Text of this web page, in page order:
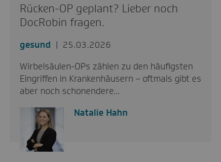
Rücken-OP geplant? Lieber noch
DocRobin fragen.
gesund
25.03.2026
Wirbelsäulen-OPs zählen zu den häufigsten
Eingriffen in Krankenhäusern – oftmals gibt es
aber noch schonendere…
Natalie Hahn